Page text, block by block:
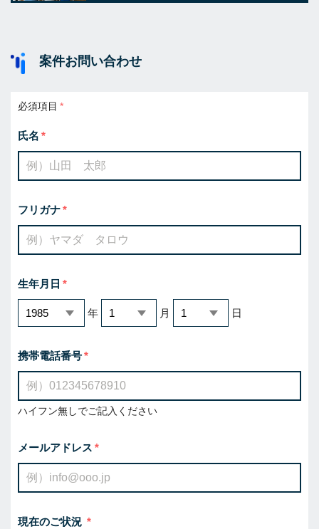
案件お問い合わせ
必須項目
氏名
フリガナ
生年月日
年 月 日
携帯電話番号
ハイフン無しでご記入ください
メールアドレス
現在のご状況